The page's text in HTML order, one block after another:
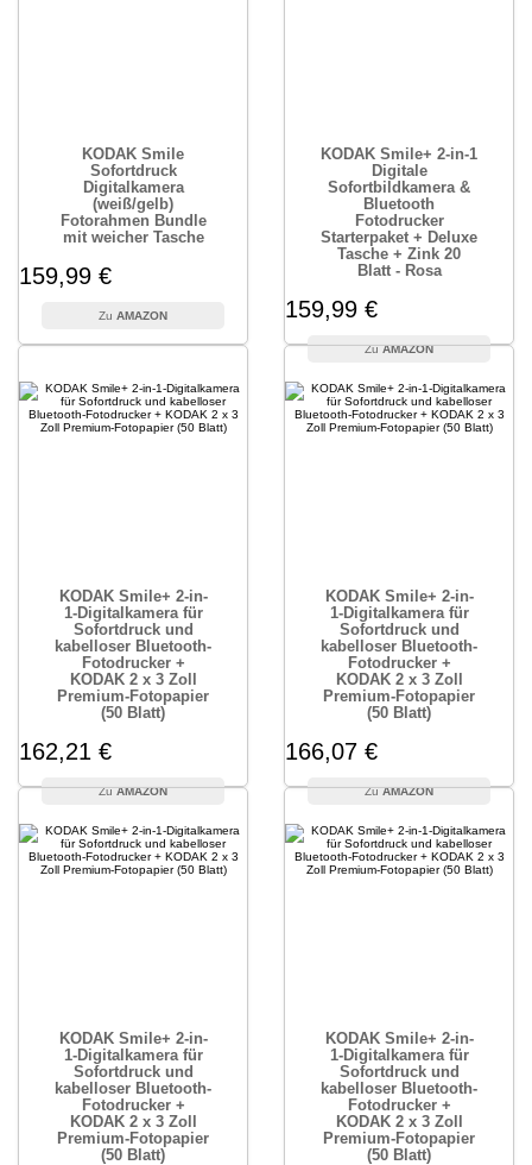
KODAK Smile
Sofortdruck
Digitalkamera
(weiß/gelb)
Fotorahmen Bundle
mit weicher Tasche
159,99 €
AMAZON
KODAK Smile+ 2-in-1
Digitale
Sofortbildkamera &
Bluetooth
Fotodrucker
Starterpaket + Deluxe
Tasche + Zink 20
Blatt - Rosa
159,99 €
AMAZON
KODAK Smile+ 2-in-
1-Digitalkamera für
Sofortdruck und
kabelloser Bluetooth-
Fotodrucker +
KODAK 2 x 3 Zoll
Premium-Fotopapier
(50 Blatt)
162,21 €
AMAZON
KODAK Smile+ 2-in-
1-Digitalkamera für
Sofortdruck und
kabelloser Bluetooth-
Fotodrucker +
KODAK 2 x 3 Zoll
Premium-Fotopapier
(50 Blatt)
166,07 €
AMAZON
KODAK Smile+ 2-in-
1-Digitalkamera für
Sofortdruck und
kabelloser Bluetooth-
Fotodrucker +
KODAK 2 x 3 Zoll
Premium-Fotopapier
(50 Blatt)
KODAK Smile+ 2-in-
1-Digitalkamera für
Sofortdruck und
kabelloser Bluetooth-
Fotodrucker +
KODAK 2 x 3 Zoll
Premium-Fotopapier
(50 Blatt)